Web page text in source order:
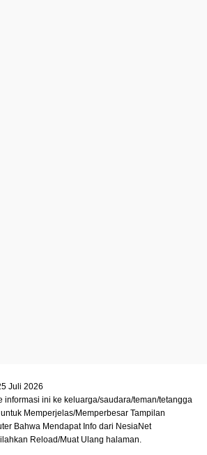
Juli 2026
informasi ini ke keluarga/saudara/teman/tetangga
Memperjelas/Memperbesar Tampilan
Bahwa Mendapat Info dari NesiaNet
Reload/Muat Ulang halaman.